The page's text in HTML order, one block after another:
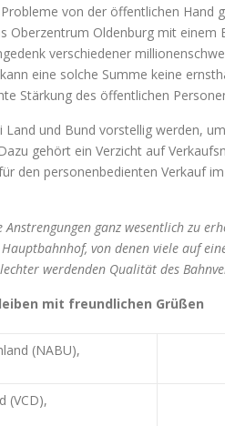
von der öffentlichen Hand
Oberzentrum Oldenburg mit einem
verschiedener
eine solche Summe keine
Stärkung des öffentlichen
Land und Bund vorstellig werden,
gehört ein Verzicht auf
den personenbedienten Verkauf
ganz wesentlich zu
von denen viele auf
werdenden Qualität des
mit freundlichen Grüßen
(NABU),
(VCD),